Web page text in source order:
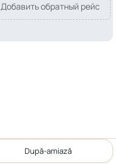
Добавить обратный рейс
După-amiază